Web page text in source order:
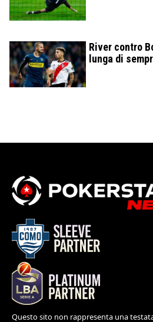
River contro
lunga di
Questo sito non rappresenta una